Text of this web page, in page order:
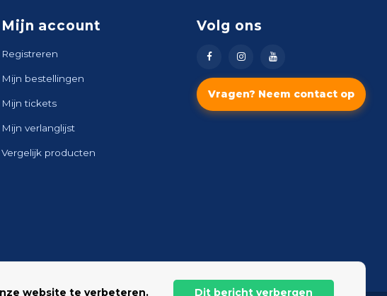
Mijn account
Registreren
Mijn bestellingen
Mijn tickets
Mijn verlanglijst
Vergelijk producten
Volg ons
Vragen? Neem contact op
website te verbeteren. Dit bericht verbergen